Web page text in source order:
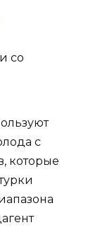
со
с
которые